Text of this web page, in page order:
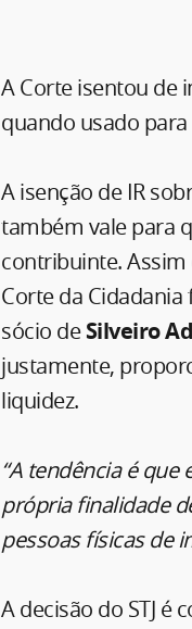
A Corte isentou de
quando usado
A isenção de IR
também vale para
contribuinte. Assim
Corte da
sócio deSilveiro
justamente,
liquidez.
“A tendência é
própria finalidade
pessoas físicas de
A decisão do STJ é